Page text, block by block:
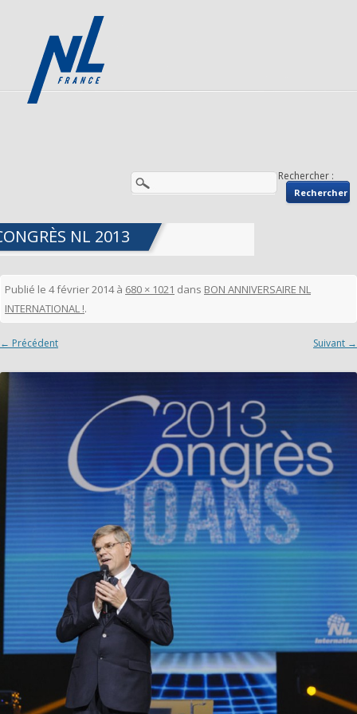
Rechercher :
NL 2013
Publié le 4 février 2014à 680 × 1021 dans BON ANNIVERSAIRE NL
INTERNATIONAL !.
← Précédent Suivant →